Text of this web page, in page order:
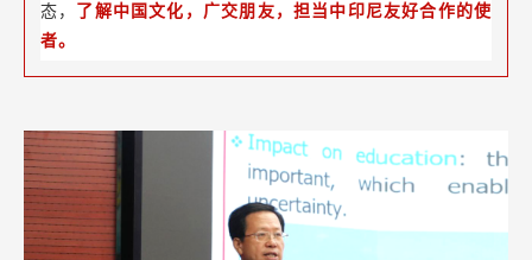
态， 了解中国文化，广交朋友，担当中印尼友好合作的使
者。